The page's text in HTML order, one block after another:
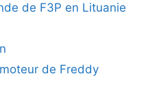
de F3P en Lituanie
de Freddy